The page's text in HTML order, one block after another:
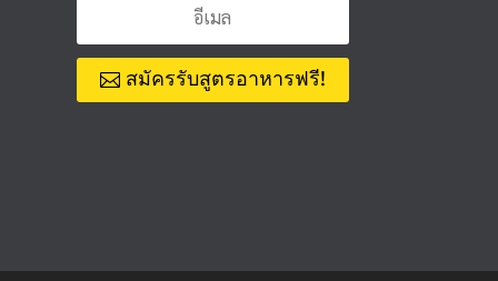
สมัครรับสูตรอาหารฟรี!